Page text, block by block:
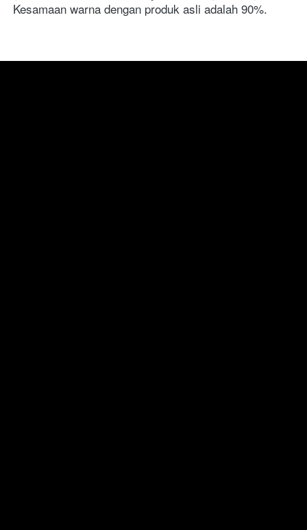
Kesamaan warna dengan produk asli adalah 90%.